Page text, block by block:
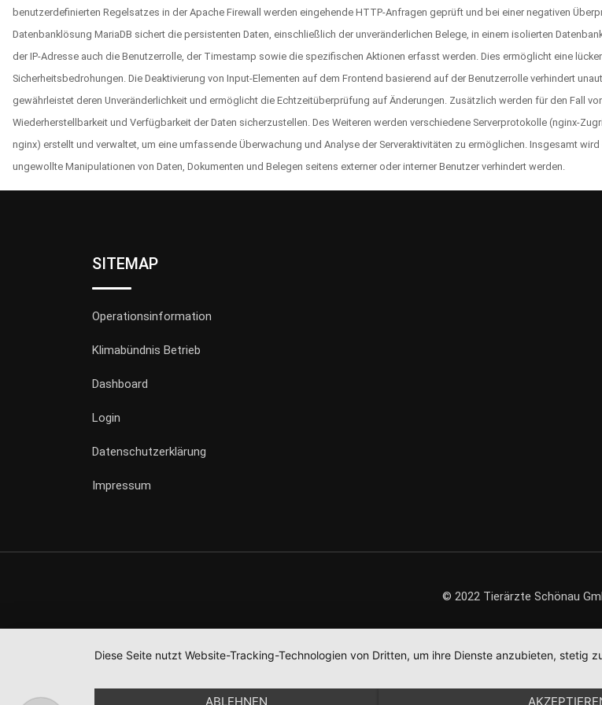
benutzerdefinierten Regelsatzes in der Apache Firewall werden eingehende HTTP-Anfragen geprüft und bei einer negativen
Datenbanklösung MariaDB sichert die persistenten Daten, einschließlich der unveränderlichen Belege, in einem isolierten
der IP-Adresse auch die Benutzerrolle, der Timestamp sowie die spezifischen Aktionen erfasst werden. Dies ermöglicht eine
Sicherheitsbedrohungen. Die Deaktivierung von Input-Elementen auf dem Frontend basierend auf der Benutzerrolle verhindert
gewährleistet deren Unveränderlichkeit und ermöglicht die Echtzeitüberprüfung auf Änderungen. Zusätzlich werden für den Fall
Wiederherstellbarkeit und Verfügbarkeit der Daten sicherzustellen. Des Weiteren werden verschiedene Serverprotokolle (nginx-
nginx) erstellt und verwaltet, um eine umfassende Überwachung und Analyse der Serveraktivitäten zu ermöglichen. Insgesamt
ungewollte Manipulationen von Daten, Dokumenten und Belegen seitens externer oder interner Benutzer verhindert werden.
SITEMAP
Operationsinformation
Klimabündnis Betrieb
Dashboard
Login
Datenschutzerklärung
Impressum
© 2022 Tierärzte Schönau
Diese Seite nutzt Website-Tracking-Technologien von Dritten, um ihre Dienste anzubieten,
ABLEHNEN